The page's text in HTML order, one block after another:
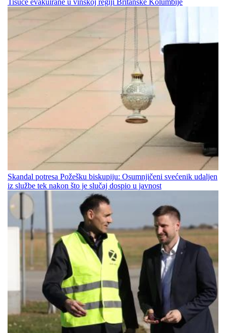
Skandal potresa Požešku biskupiju: Osumnjičeni svećenik udaljen
iz službe tek nakon što je slučaj dospio u javnost